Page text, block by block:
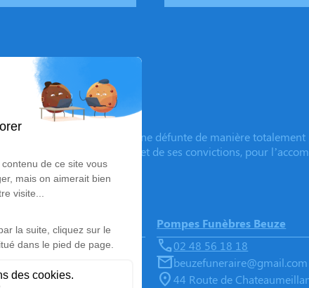
la mémoire de la personne défunte de manière
ses volontés, de ses valeurs et de ses convictions, pour
- Montluçon
Pompes Funèbres Beuze
02 48 56 18 18
beuzefuneraire@gmail.com
44 Route de